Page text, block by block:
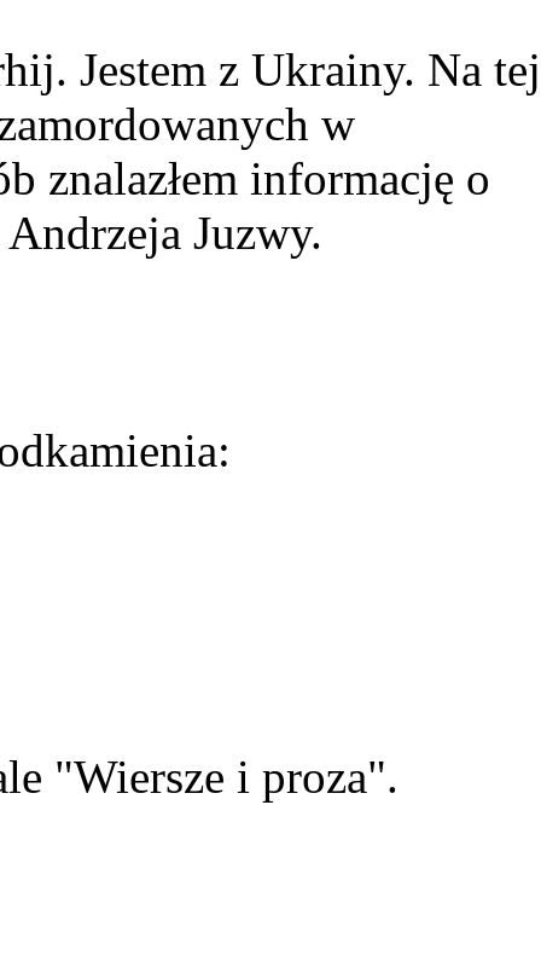
Jestem z Ukrainy. Na tej
w
znalazłem informację o
Juzwy.
"Wiersze i proza".